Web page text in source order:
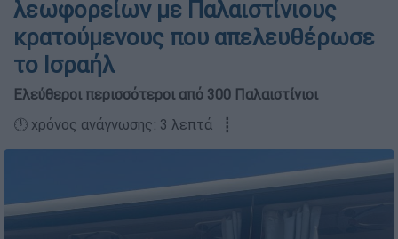
λεωφορείων με Παλαιστίνιους
κρατούμενους που απελευθέρωσε
το Ισραήλ
Ελεύθεροι περισσότεροι από 300 Παλαιστίνιοι
🕛 χρόνος ανάγνωσης: 3 λεπτά ┋